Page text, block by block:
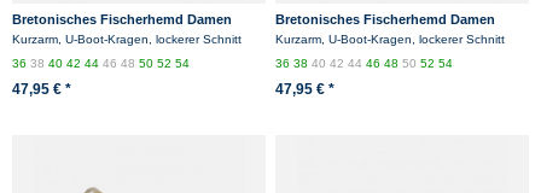
Bretonisches Fischerhemd Damen
Kurzarm - weiss/blaugestreift
Kurzarm, U-Boot-Kragen, lockerer Schnitt
36384042444648505254
47,95 € *
Bretonisches Fischerhemd Damen
Kurzarm - weiß/rotgestreift
Kurzarm, U-Boot-Kragen, lockerer Schnitt
36384042444648505254
47,95 € *